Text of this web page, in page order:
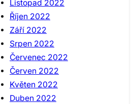
Listopad 2022
Říjen 2022
Září 2022
Srpen 2022
Červenec 2022
Červen 2022
Květen 2022
Duben 2022